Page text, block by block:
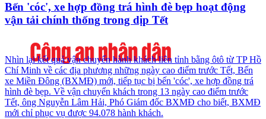
Bến 'cóc', xe hợp đồng trá hình đè bẹp hoạt động
vận tải chính thống trong dịp Tết
Nhìn lại kết quả vận chuyển hành khách liên tỉnh bằng ôtô từ TP Hồ
Chí Minh về các địa phương những ngày cao điểm trước Tết, Bến
xe Miền Đông (BXMĐ) mới, tiếp tục bị bến 'cóc', xe hợp đồng trá
hình đè bẹp. Về vận chuyển khách trong 13 ngày cao điểm trước
Tết, ông Nguyễn Lâm Hải, Phó Giám đốc BXMĐ cho biết, BXMĐ
mới chỉ phục vụ được 94.078 hành khách.